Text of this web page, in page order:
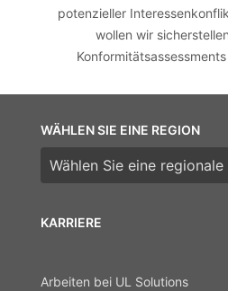
potenzieller
wollen wir
KARRIERE
Arbeiten bei UL Solutions
WÄHLEN SIE EINE REGION
Wählen Sie eine Region